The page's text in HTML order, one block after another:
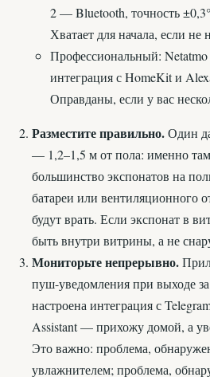
2 — Bluetooth, точность
Хватает для начала, если не
Профессиональный:
интеграция с HomeKit и
Оправданы, если у вас
Разместите правильно.Один
— 1,2–1,5 м от пола: именно
большинство экспонатов на
батареи или вентиляционного
будут врать. Если экспонат в
быть внутри витрины, а не
Мониторьте непрерывно.
пуш-уведомления при выходе
настроена интеграция с
Assistant — прихожу домой, а
Это важно: проблема,
увлажнителем; проблема,